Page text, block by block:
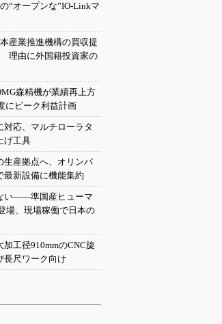
“オープンな”IO-Linkマ
産業推進機構の買収提
理由に外国籍投資家の
森精機が業績再上方
にピーク利益計画
対応、マルチローラタ
げ工具
生産拠点へ、オリンパ
最新設備に機能集約
い――準国産ヒューマ
場、現場稼働で日本の
加工径910mmのCNC旋
長尺ワーク向け